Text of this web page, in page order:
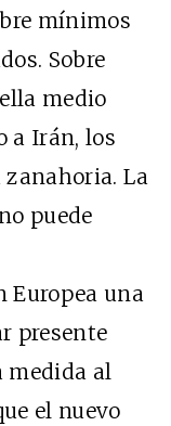
mínimos
Sobre
medio
a Irán, los
La
puede
Europea una
presente
medida al
el nuevo